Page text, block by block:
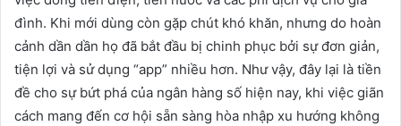
đình. Khi mới dùng còn gặp chút khó khăn, nhưng do hoàn
cảnh dần dần họ đã bắt đầu bị chinh phục bởi sự đơn giản,
tiện lợi và sử dụng “app” nhiều hơn. Như vậy, đây lại là tiền
đề cho sự bứt phá của ngân hàng số hiện nay, khi việc giãn
cách mang đến cơ hội sẵn sàng hòa nhập xu hướng không